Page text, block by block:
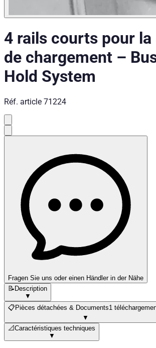
4 rails courts pour
de chargement –
Hold System
Réf. article 71224
Fragen Sie uns oder einen Händler in der Nähe
📝Description
▼
📋Pièces détachées & Documents1
▼
📐Caractéristiques techniques
▼